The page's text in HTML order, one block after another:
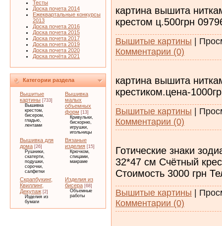
Тесты
Доска почета 2014
Ежеквартальные конкурсы
2013
Доска почета 2016
Доска почета 2015
Доска почета 2017
Доска почета 2019
Доска почета 2020
Доска почёта 2021
Категории раздела
Вышитые
картины [733]
Вышивка
крестом,
бисером,
гладью,
лентами
Вышивка
малых
объемных
форм [13]
Кривульки,
бискорню,
игрушки,
игольницы
Вышивка для
дома [26]
Рушники,
скатерти,
подушки,
сорочки,
салфетки
Вязаные
изделия [15]
Крючком,
спицами,
макраме
Скрапбукинг,
Квиллинг,
Декупаж [2]
Изделия из
бумаги
Изделия из
бисера [68]
Объемные
работы
картина вышита
крестом ц.500грн
Вышитые картины |
Комментарии (0)
картина вышита
крестиком.цена-
Вышитые картины |
Комментарии (0)
Готические знаки
32*47 см Счётный
Стоимость 3000 грн
Вышитые картины |
Комментарии (0)